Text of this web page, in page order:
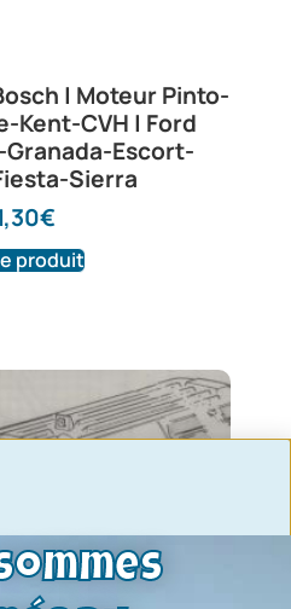
| Moteur Pinto-
Kent-CVH | Ford
Escort-
Sierra
€
produit